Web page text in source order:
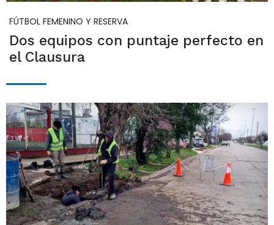
FÚTBOL FEMENINO Y RESERVA
Dos equipos con puntaje perfecto en
el Clausura